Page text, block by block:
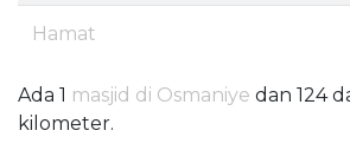
Hamat
Ada 1 masjid di Osmaniye dan 124
kilometer.